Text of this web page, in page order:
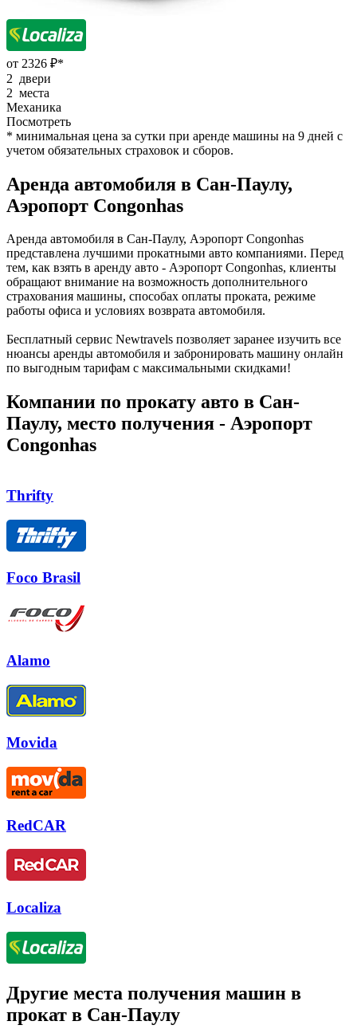
от 2326 ₽*
2 двери
2 места
Механика
Посмотреть
* минимальная цена за сутки при аренде машины на 9 дней с
учетом обязательных страховок и сборов.
Аренда автомобиля в Сан-Паулу,
Аэропорт Congonhas
Аренда автомобиля в Сан-Паулу, Аэропорт Congonhas
представлена лучшими прокатными авто компаниями. Перед
тем, как взять в аренду авто - Аэропорт Congonhas, клиенты
обращают внимание на возможность дополнительного
страхования машины, способах оплаты проката, режиме
работы офиса и условиях возврата автомобиля.
Бесплатный сервис Newtravels позволяет заранее изучить все
нюансы аренды автомобиля и забронировать машину онлайн
по выгодным тарифам с максимальными скидками!
Компании по прокату авто в Сан-
Паулу, место получения - Аэропорт
Congonhas
Thrifty
Foco Brasil
Alamo
Movida
RedCAR
Localiza
Другие места получения машин в
прокат в Сан-Паулу